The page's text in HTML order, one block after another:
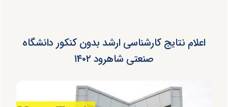
اعلام نتایج کارشناسی ارشد بدون کنکور دانشگاه
صنعتی شاهرود ۱۴۰۲